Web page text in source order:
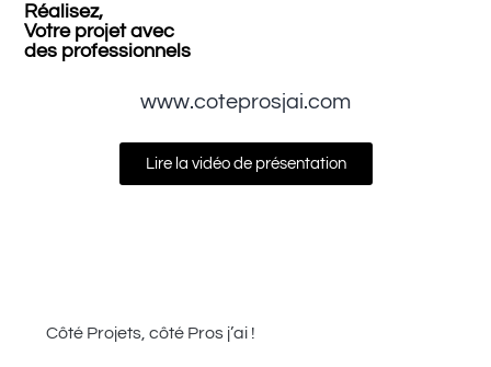
Réalisez,
Votre projet avec
des professionnels
www.coteprosjai.com
Lire la vidéo de présentation
Côté Projets, côté Pros j’ai !